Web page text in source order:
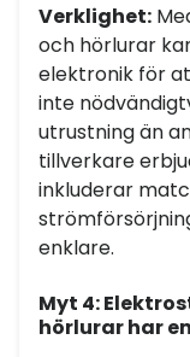
Verklighet:
och hörlurar
elektronik för
inte
utrustning än
tillverkare
inkluderar
enklare.
Myt 4:
hörlurar har